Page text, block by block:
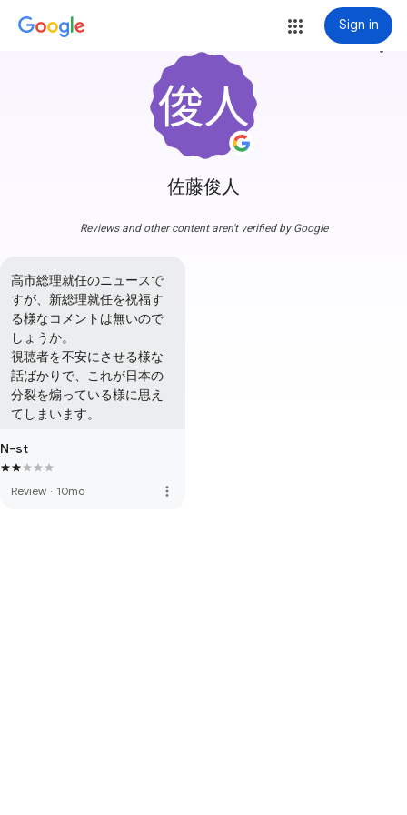
Sign in
佐藤俊人
more_vert
Reviews and other content aren't verified by Google
高市総理就任のニュースで
すが、新総理就任を祝福す
る様なコメントは無いので
しょうか。
視聴者を不安にさせる様な
話ばかりで、これが日本の
分裂を煽っている様に思え
てしまいます。
N-st
Review · 10mo more_vert